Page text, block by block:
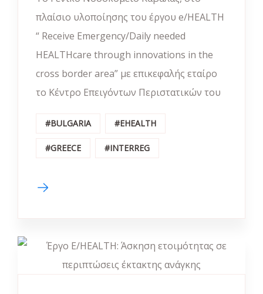
πλαίσιο υλοποίησης του έργου e/HEALTH
“ Receive Emergency/Daily needed
HEALTHcare through innovations in the
cross border area” με επικεφαλής εταίρο
το Κέντρο Επειγόντων Περιστατικών του
#BULGARIA #EHEALTH
#GREECE #INTERREG